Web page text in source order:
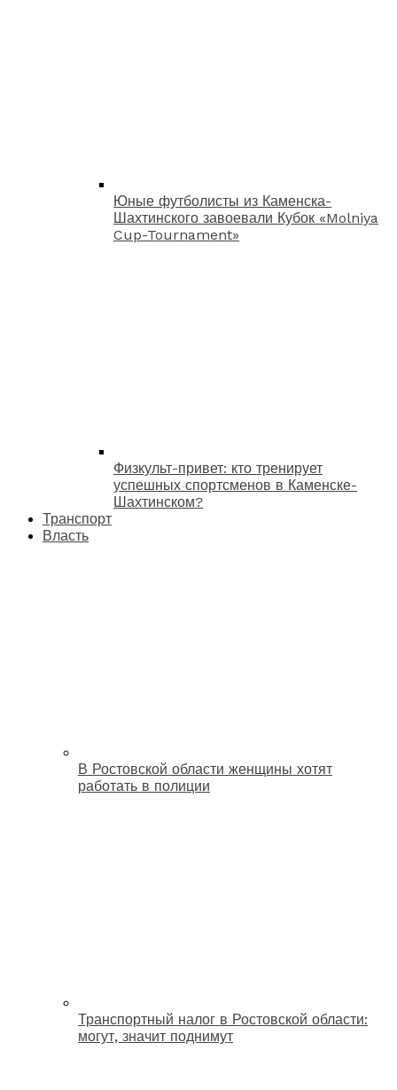
Юные футболисты из Каменска-
Шахтинского завоевали Кубок «Molniya
Cup-Tournament»
Физкульт-привет: кто тренирует
успешных спортсменов в Каменске-
Шахтинском?
Транспорт
Власть
В Ростовской области женщины хотят
работать в полиции
Транспортный налог в Ростовской области:
могут, значит поднимут